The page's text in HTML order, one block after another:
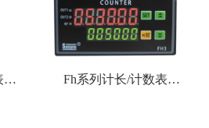
Fh系列计长/计数表